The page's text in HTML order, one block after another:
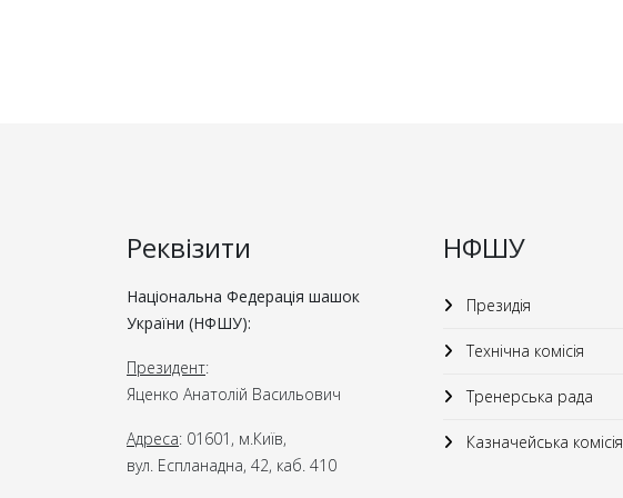
Реквізити
Національна Федерація шашок
України (НФШУ):
Президент:
Яценко Анатолій Васильович
Адреса: 01601, м.Київ,
вул. Еспланадна, 42, каб. 410
НФШУ
Президія
Технічна комісія
Тренерська рада
Казначейська комісія